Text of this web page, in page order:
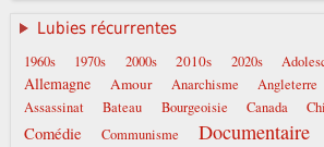
Lubies récurrentes
1960s 1970s 2000s 2010s 2020s
Allemagne Amour Anarchisme Angleterre
Assassinat
Bateau Bourgeoisie Canada
Comédie Communisme Documentaire